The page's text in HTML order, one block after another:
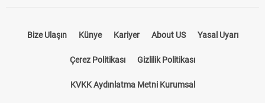
Bize Ulaşın Künye Kariyer About US Yasal Uyarı
Çerez Politikası Gizlilik Politikası
KVKK Aydınlatma Metni Kurumsal